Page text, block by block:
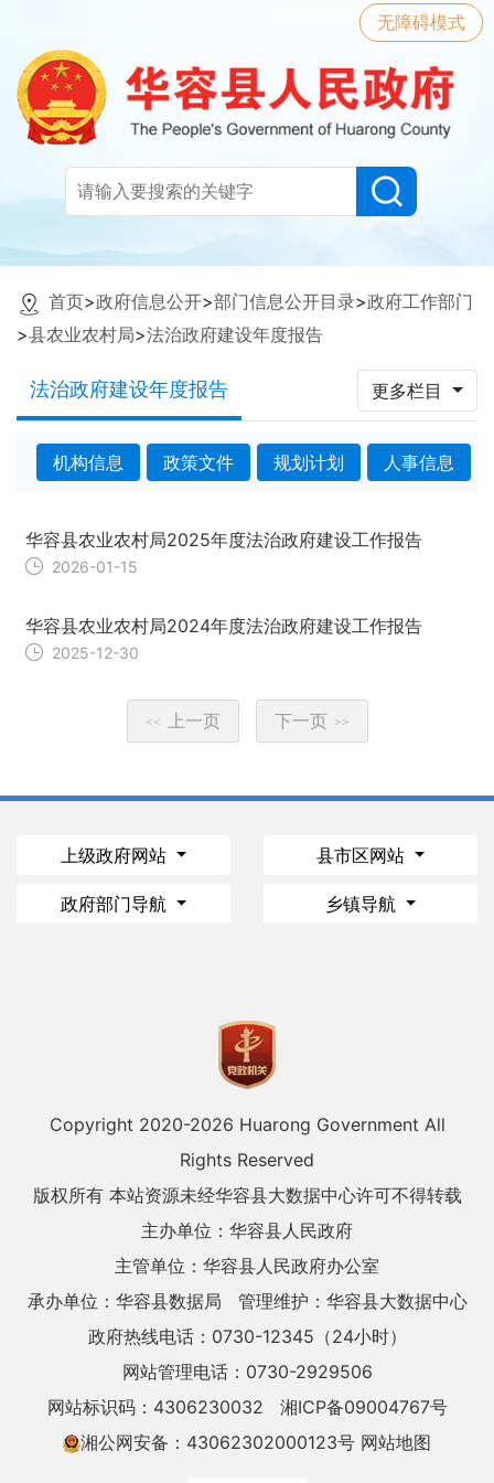
无障碍模式
首页>政府信息公开>部门信息公开目录>政府工作部门
>县农业农村局>法治政府建设年度报告
法治政府建设年度报告 更多栏目
机构信息 政策文件 规划计划 人事信息
华容县农业农村局2025年度法治政府建设工作报告
2026-01-15
华容县农业农村局2024年度法治政府建设工作报告
2025-12-30
<< 上一页 下一页 >>
上级政府网站 县市区网站
政府部门导航 乡镇导航
Copyright 2020-2026 Huarong Government All
Rights Reserved
版权所有 本站资源未经华容县大数据中心许可不得转载
主办单位：华容县人民政府
主管单位：华容县人民政府办公室
承办单位：华容县数据局
管理维护：华容县大数据中心
政府热线电话：0730-12345（24小时）
网站管理电话：0730-2929506
网站标识码：4306230032
湘ICP备09004767号
湘公网安备：43062302000123号 网站地图